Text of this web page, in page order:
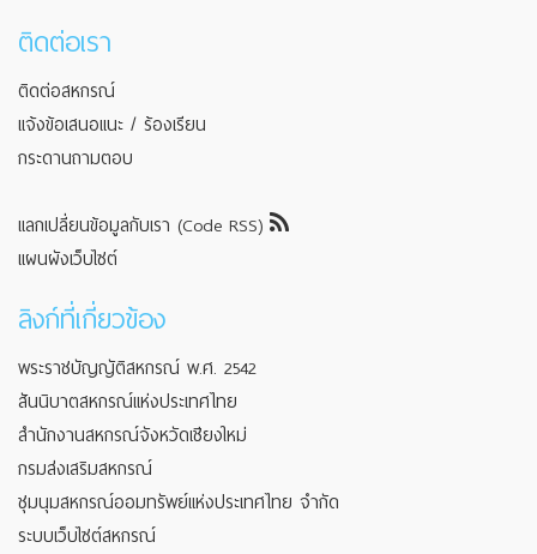
ติดต่อเรา
ติดต่อสหกรณ์
แจ้งข้อเสนอแนะ / ร้องเรียน
กระดานถามตอบ
แลกเปลี่ยนข้อมูลกับเรา (Code RSS)
แผนผังเว็บไซต์
ลิงก์ที่เกี่ยวข้อง
พระราชบัญญัติสหกรณ์ พ.ศ. 2542
สันนิบาตสหกรณ์แห่งประเทศไทย
สำนักงานสหกรณ์จังหวัดเชียงใหม่
กรมส่งเสริมสหกรณ์
ชุมนุมสหกรณ์ออมทรัพย์แห่งประเทศไทย จำกัด
ระบบเว็บไซต์สหกรณ์